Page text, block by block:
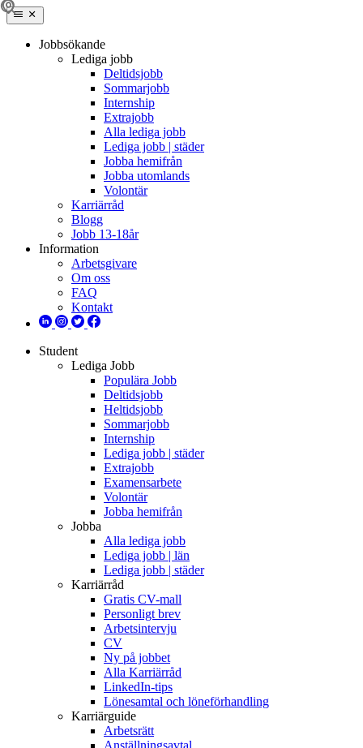
Jobbsökande
Lediga jobb
Deltidsjobb
Sommarjobb
Internship
Extrajobb
Alla lediga jobb
Lediga jobb | städer
Jobba hemifrån
Jobba utomlands
Volontär
Karriärråd
Blogg
Jobb 13-18år
Information
Arbetsgivare
Om oss
FAQ
Kontakt
Student
Lediga Jobb
Populära Jobb
Deltidsjobb
Heltidsjobb
Sommarjobb
Internship
Lediga jobb | städer
Extrajobb
Examensarbete
Volontär
Jobba hemifrån
Jobba
Alla lediga jobb
Lediga jobb | län
Lediga jobb | städer
Karriärråd
Gratis CV-mall
Personligt brev
Arbetsintervju
CV
Ny på jobbet
Alla Karriärråd
LinkedIn-tips
Lönesamtal och löneförhandling
Karriärguide
Arbetsrätt
Anställningsavtal